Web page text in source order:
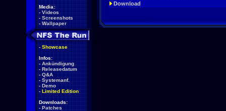
Media:
- Videos
- Screenshots
- Wallpaper
- Showcase
Infos:
- Ankündigung
- Releasedatum
- Q&A
- Systemanf.
- Demo
- Limited Edition
Downloads:
- Patches
Download